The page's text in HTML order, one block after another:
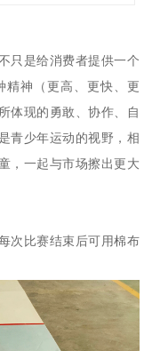
只是给消费者提供一个
精神（更高、更快、更
体现的勇敢、协作、自
青少年运动的视野，相
，一起与市场擦出更大
次比赛结束后可用棉布